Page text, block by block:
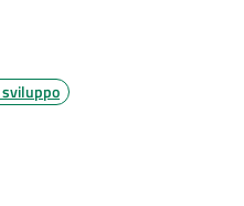
sviluppo